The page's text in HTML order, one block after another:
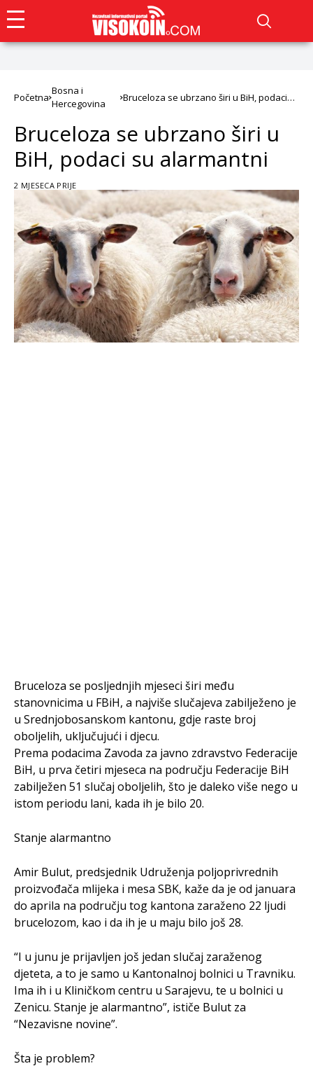
Početna
Bosna i
Hercegovina
Bruceloza se ubrzano širi u BiH, podaci
Bruceloza se ubrzano širi u
BiH, podaci su alarmantni
2 MJESECA PRIJE
Bruceloza se posljednjih mjeseci širi među
stanovnicima u FBiH, a najviše slučajeva zabilježeno je
u Srednjobosanskom kantonu, gdje raste broj
oboljelih, uključujući i djecu.
Prema podacima Zavoda za javno zdravstvo Federacije
BiH, u prva četiri mjeseca na području Federacije BiH
zabilježen 51 slučaj oboljelih, što je daleko više nego u
istom periodu lani, kada ih je bilo 20.
Stanje alarmantno
Amir Bulut, predsjednik Udruženja poljoprivrednih
proizvođača mlijeka i mesa SBK, kaže da je od januara
do aprila na području tog kantona zaraženo 22 ljudi
brucelozom, kao i da ih je u maju bilo još 28.
“I u junu je prijavljen još jedan slučaj zaraženog
djeteta, a to je samo u Kantonalnoj bolnici u Travniku.
Ima ih i u Kliničkom centru u Sarajevu, te u bolnici u
Zenicu. Stanje je alarmantno”, ističe Bulut za
“Nezavisne novine”.
Šta je problem?